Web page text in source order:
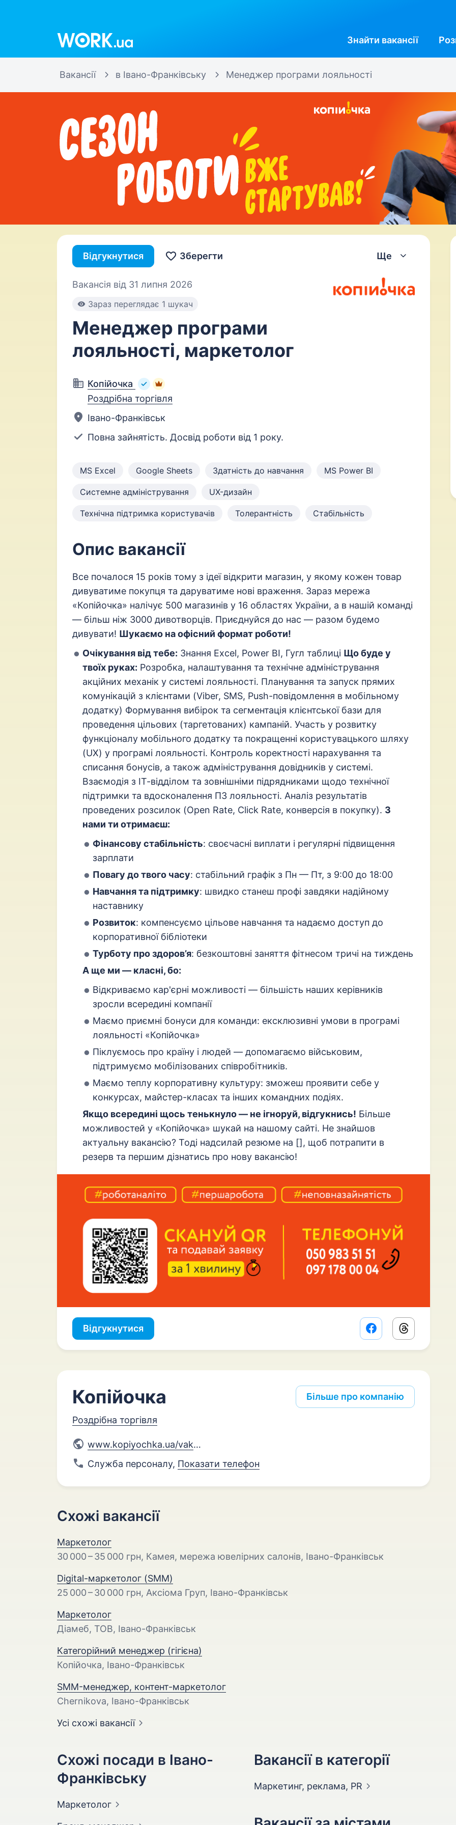
Знайти вакансії
Вакансії в Івано-Франківську Менеджер програми лояльності
Відгукнутися Зберегти Ще
Вакансія від 31 липня 2026
Зараз переглядає 1 шукач
Менеджер програми
лояльності, маркетолог
Копійочка
Роздрібна торгівля
Івано-Франківськ
Повна зайнятість. Досвід роботи від 1 року.
MS Excel Google Sheets Здатність до навчання MS Power BI
Системне адміністрування UX-дизайн
Технічна підтримка користувачів Толерантність Стабільність
Опис вакансії
Все почалося 15 років тому з ідеї відкрити магазин, у якому кожен товар
дивуватиме покупця та даруватиме нові враження. Зараз мережа
«Копійочка» налічує 500 магазинів у 16 областях України, а в нашій команді
— більш ніж 3000 дивотворців. Приєднуйся до нас — разом будемо
дивувати! Шукаємо на офісний формат роботи!
Очікування від тебе: Знання Excel, Power BI, Гугл таблиці Що буде у
твоїх руках: Розробка, налаштування та технічне адміністрування
акційних механік у системі лояльності. Планування та запуск прямих
комунікацій з клієнтами (Viber, SMS, Push-повідомлення в мобільному
додатку) Формування вибірок та сегментація клієнтської бази для
проведення цільових (таргетованих) кампаній. Участь у розвитку
функціоналу мобільного додатку та покращенні користувацького шляху
(UX) у програмі лояльності. Контроль коректності нарахування та
списання бонусів, а також адміністрування довідників у системі.
Взаємодія з ІТ-відділом та зовнішніми підрядниками щодо технічної
підтримки та вдосконалення ПЗ лояльності. Аналіз результатів
проведених розсилок (Open Rate, Click Rate, конверсія в покупку). З
нами ти отримаєш:
Фінансову стабільність: своєчасні виплати і регулярні підвищення
зарплати
Повагу до твого часу: стабільний графік з Пн — Пт, з 9:00 до 18:00
Навчання та підтримку: швидко станеш профі завдяки надійному
наставнику
Розвиток: компенсуємо цільове навчання та надаємо доступ до
корпоративної бібліотеки
Турботу про здоров’я: безкоштовні заняття фітнесом тричі на тиждень
А ще ми — класні, бо:
Відкриваємо кар'єрні можливості — більшість наших керівників
зросли всередині компанії
Маємо приємні бонуси для команди: ексклюзивні умови в програмі
лояльності «Копійочка»
Піклуємось про країну і людей — допомагаємо військовим,
підтримуємо мобілізованих співробітників.
Маємо теплу корпоративну культуру: зможеш проявити себе у
конкурсах, майстер-класах та інших командних подіях.
Якщо всередині щось тенькнуло — не ігноруй, відгукнись! Більше
можливостей у «Копійочка» шукай на нашому сайті. Не знайшов
актуальну вакансію? Тоді надсилай резюме на [], щоб потрапити в
резерв та першим дізнатись про нову вакансію!
Відгукнутися Facebook share link
Threads
Копійочка
Роздрібна торгівля
Більше про компанію
www.kopiyochka.ua/vakansii/
Служба персоналу, Показати телефон
Схожі вакансії
Маркетолог
30 000 – 35 000 грн, Камея, мережа ювелірних салонів, Івано-Франківськ
Digital-маркетолог (SMM)
25 000 – 30 000 грн, Аксіома Груп, Івано-Франківськ
Маркетолог
Діамеб, ТОВ, Івано-Франківськ
Категорійний менеджер (гігієна)
Копійочка, Івано-Франківськ
SMM-менеджер, контент-маркетолог
Chernikova, Івано-Франківськ
Усі схожі вакансії
Схожі посади в Івано-
Франківську
Маркетолог
Вакансії в категорії
Маркетинг, реклама, PR